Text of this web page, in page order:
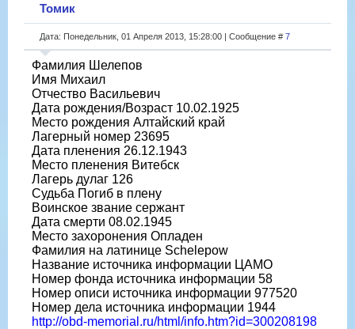
Томик
Дата: Понедельник, 01 Апреля 2013, 15:28:00 | Сообщение # 7
Фамилия Шелепов
Имя Михаил
Отчество Васильевич
Дата рождения/Возраст 10.02.1925
Место рождения Алтайский край
Лагерный номер 23695
Дата пленения 26.12.1943
Место пленения Витебск
Лагерь дулаг 126
Судьба Погиб в плену
Воинское звание сержант
Дата смерти 08.02.1945
Место захоронения Опладен
Фамилия на латинице Schelepow
Название источника информации ЦАМО
Номер фонда источника информации 58
Номер описи источника информации 977520
Номер дела источника информации 1944
http://obd-memorial.ru/html/info.htm?id=300208198